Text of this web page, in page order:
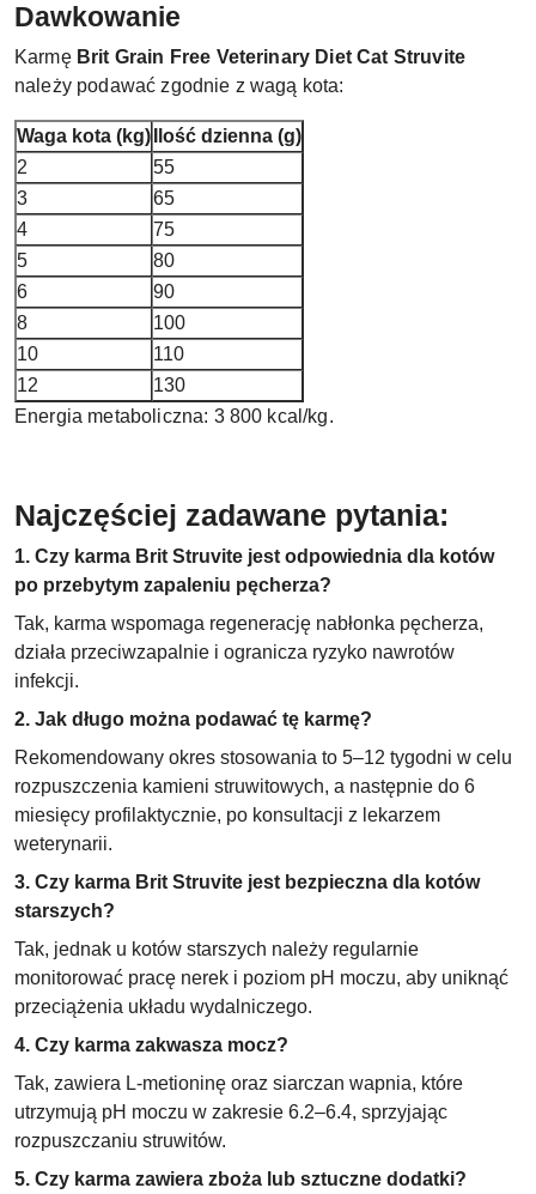
Dawkowanie
Karmę Brit Grain Free Veterinary Diet Cat Struvite
należy podawać zgodnie z wagą kota:
Waga kota (kg) Ilość dzienna (g)
2
55
3
65
4
75
5
80
6
90
8
100
10
110
12
130
Energia metaboliczna: 3 800 kcal/kg.
Najczęściej zadawane pytania:
1. Czy karma Brit Struvite jest odpowiednia dla kotów
po przebytym zapaleniu pęcherza?
Tak, karma wspomaga regenerację nabłonka pęcherza,
działa przeciwzapalnie i ogranicza ryzyko nawrotów
infekcji.
2. Jak długo można podawać tę karmę?
Rekomendowany okres stosowania to 5–12 tygodni w celu
rozpuszczenia kamieni struwitowych, a następnie do 6
miesięcy profilaktycznie, po konsultacji z lekarzem
weterynarii.
3. Czy karma Brit Struvite jest bezpieczna dla kotów
starszych?
Tak, jednak u kotów starszych należy regularnie
monitorować pracę nerek i poziom pH moczu, aby uniknąć
przeciążenia układu wydalniczego.
4. Czy karma zakwasza mocz?
Tak, zawiera L-metioninę oraz siarczan wapnia, które
utrzymują pH moczu w zakresie 6.2–6.4, sprzyjając
rozpuszczaniu struwitów.
5. Czy karma zawiera zboża lub sztuczne dodatki?